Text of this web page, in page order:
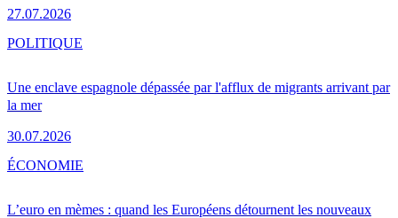
27.07.2026
Une enclave espagnole dépassée par l'afflux de migrants arrivant par
la mer
30.07.2026
POLITIQUE
L’euro en mèmes : quand les Européens détournent les nouveaux
ÉCONOMIE